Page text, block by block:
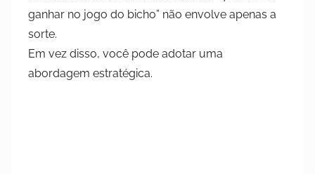
m
ganhar no jogo do bicho” não envolve apenas a
sorte.
Em vez disso, você pode adotar uma
abordagem estratégica.